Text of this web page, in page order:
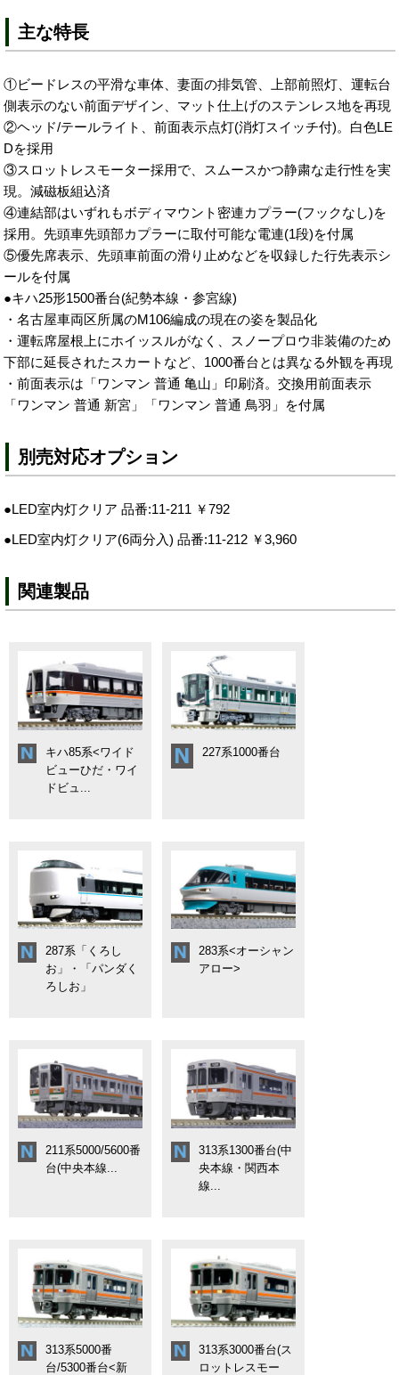
主な特長
①ビードレスの平滑な車体、妻面の排気管、上部前照灯、運転台
側表示のない前面デザイン、マット仕上げのステンレス地を再現
②ヘッド/テールライト、前面表示点灯(消灯スイッチ付)。白色LE
Dを採用
③スロットレスモーター採用で、スムースかつ静粛な走行性を実
現。減磁板組込済
④連結部はいずれもボディマウント密連カプラー(フックなし)を
採用。先頭車先頭部カプラーに取付可能な電連(1段)を付属
⑤優先席表示、先頭車前面の滑り止めなどを収録した行先表示シ
ールを付属
●キハ25形1500番台(紀勢本線・参宮線)
・名古屋車両区所属のM106編成の現在の姿を製品化
・運転席屋根上にホイッスルがなく、スノープロウ非装備のため
下部に延長されたスカートなど、1000番台とは異なる外観を再現
・前面表示は「ワンマン 普通 亀山」印刷済。交換用前面表示
「ワンマン 普通 新宮」「ワンマン 普通 鳥羽」を付属
別売対応オプション
●LED室内灯クリア 品番:11-211 ￥792
●LED室内灯クリア(6両分入) 品番:11-212 ￥3,960
関連製品
キハ85系<ワイド
ビューひだ・ワイ
ドビュ...
227系1000番台
287系「くろし
お」・「パンダく
ろしお」
283系<オーシャン
アロー>
211系5000/5600番
台(中央本線...
313系1300番台(中
央本線・関西本
線...
313系5000番
台/5300番台<新
313系3000番台(ス
ロットレスモー